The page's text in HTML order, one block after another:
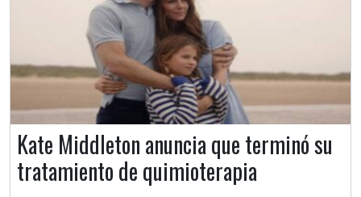
Kate Middleton anuncia que terminó su
tratamiento de quimioterapia